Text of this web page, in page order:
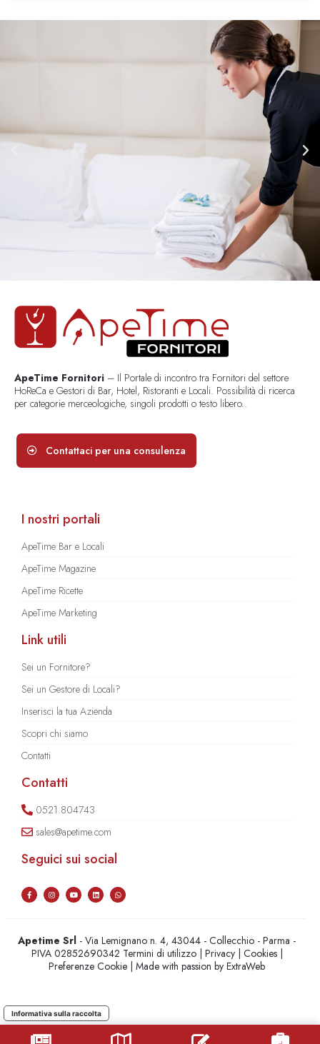
ApeTime Fornitori – Il Portale di incontro tra Fornitori del settore
HoReCa e Gestori di Bar, Hotel, Ristoranti e Locali. Possibilità di ricerca
per categorie merceologiche, singoli prodotti o testo libero..
Contattaci per una consulenza
I nostri portali
ApeTime Bar e Locali
ApeTime Magazine
ApeTime Ricette
ApeTime Marketing
Link utili
Sei un Fornitore?
Sei un Gestore di Locali?
Inserisci la tua Azienda
Scopri chi siamo
Contatti
Contatti
0521.804743
sales@apetime.com
Seguici sui social
Apetime Srl - Via Lemignano n. 4, 43044 - Collecchio - Parma -
PIVA 02852690342 Termini di utilizzo| Privacy| Cookies|
Preferenze Cookie | Made with passion byExtraWeb
Informativa sulla raccolta